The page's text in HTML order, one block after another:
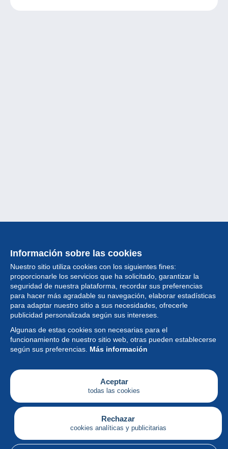
Información sobre las cookies
Nuestro sitio utiliza cookies con los siguientes fines:
proporcionarle los servicios que ha solicitado, garantizar la
seguridad de nuestra plataforma, recordar sus preferencias
para hacer más agradable su navegación, elaborar estadísticas
para adaptar nuestro sitio a sus necesidades, ofrecerle
publicidad personalizada según sus intereses.
Algunas de estas cookies son necesarias para el
funcionamiento de nuestro sitio web, otras pueden establecerse
según sus preferencias. Más información
Aceptar
todas las cookies
Rechazar
cookies analíticas y publicitarias
Colección
Noticias
Funcionalidad
Empresa
Servicios
Escribir
Español